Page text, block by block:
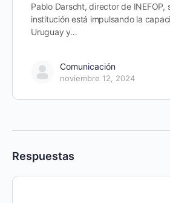
Pablo Darscht, director de INEFOP,
institución está impulsando la
Uruguay y…
Comunicación
noviembre 12, 2024
Respuestas